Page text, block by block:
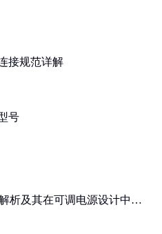
接规范详解
号
析及其在可调电源设计中的